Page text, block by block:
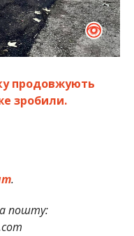
продовжують
зробили.
.
пошту: